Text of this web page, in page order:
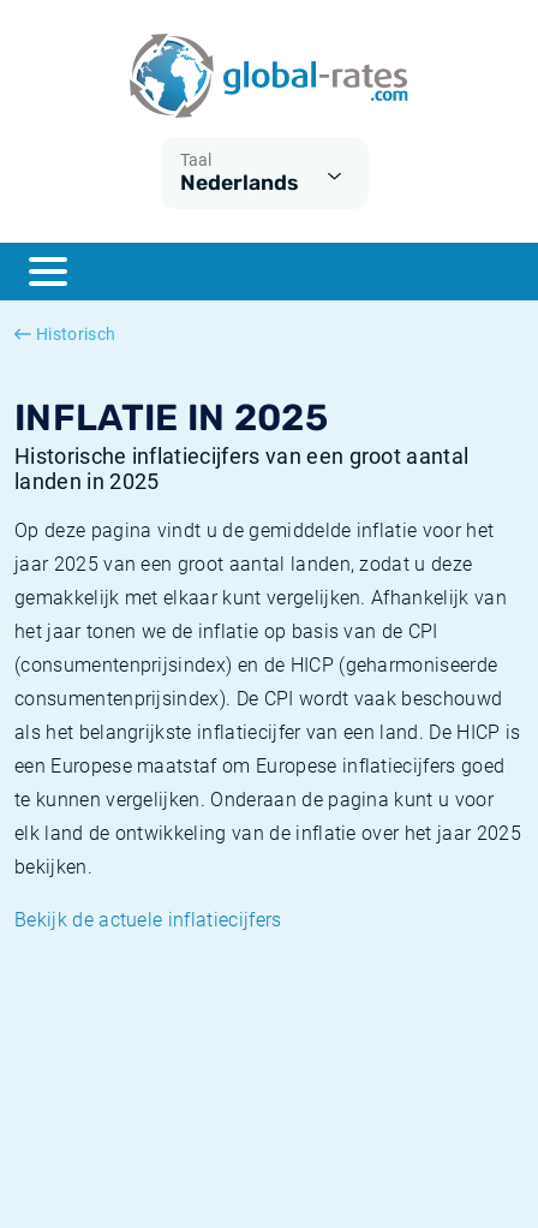
Taal
Nederlands
Historisch
INFLATIE IN 2025
Historische inflatiecijfers van een groot aantal
landen in 2025
Op deze pagina vindt u de gemiddelde inflatie voor het
jaar 2025 van een groot aantal landen, zodat u deze
gemakkelijk met elkaar kunt vergelijken. Afhankelijk van
het jaar tonen we de inflatie op basis van de CPI
(consumentenprijsindex) en de HICP (geharmoniseerde
consumentenprijsindex). De CPI wordt vaak beschouwd
als het belangrijkste inflatiecijfer van een land. De HICP is
een Europese maatstaf om Europese inflatiecijfers goed
te kunnen vergelijken. Onderaan de pagina kunt u voor
elk land de ontwikkeling van de inflatie over het jaar 2025
bekijken.
Bekijk de actuele inflatiecijfers
ESTER
SONIA
Wat is CPI inflatie?
Wat is HICP inflatie?
Nederlandse inflatie - CPI
Amerikaanse inflatie - CPI
Euribor historie
SOFR historie
TONAR historie
Inflatiecalculator